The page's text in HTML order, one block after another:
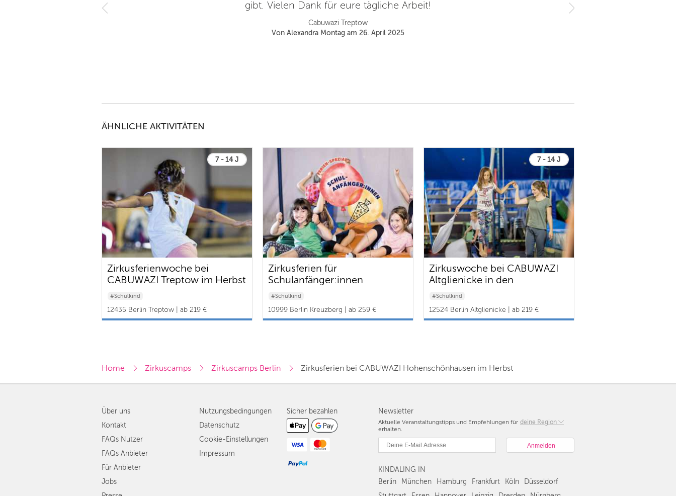
Zelt ist beheizt und die
gibt. Vielen Dank für eure tägliche Arbeit!
Cabuwazi Treptow
Von Alexandra Montag am 26. April 2025
abwechslungsreich und
ÄHNLICHE AKTIVITÄTEN
7 - 14 J
Zirkusferienwoche bei
CABUWAZI Treptow im Herbst
#Schulkind
12435 Berlin Treptow | ab 219 €
Zirkusferien für
Schulanfänger:innen
Kreuzberg Sommer
#Schulkind
10999 Berlin Kreuzberg | ab 259 €
7 - 14 J
Zirkuswoche bei CABUWAZI
Altglienicke in den
Herbstferien
#Schulkind
12524 Berlin Altglienicke | ab 219 €
Home Zirkuscamps Zirkuscamps Berlin Zirkusferien bei CABUWAZI Hohenschönhausen im Herbst
Newsletter
Aktuelle Veranstaltungstipps und Empfehlungen für deine Region
Berlin
Hamburg
Düsseldorf
erhalten.
KINDALING IN
Berlin
München Hamburg Frankfurt Köln
Düsseldorf
Über uns
Kontakt
FAQs Nutzer
FAQs Anbieter
Für Anbieter
Jobs
Nutzungsbedingungen
Datenschutz
Cookie-Einstellungen
Impressum
Sicher bezahlen